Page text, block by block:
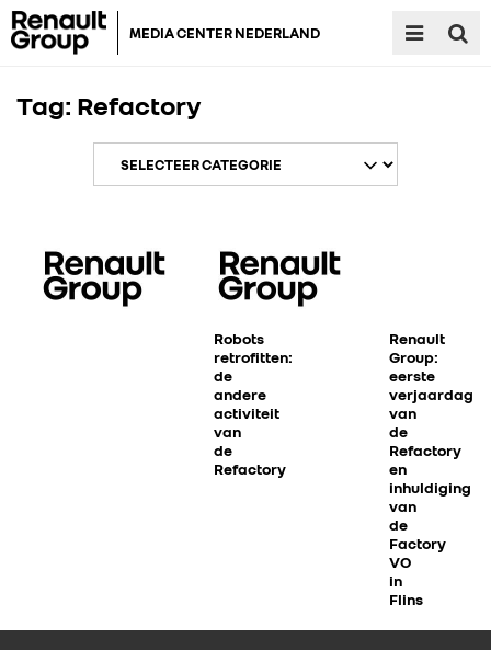
MEDIA CENTER NEDERLAND
RENAULT GROUP
Tag: Refactory
Robots
retrofitten:
de
andere
activiteit
van
de
Refactory
Renault
Group:
eerste
verjaardag
van
de
Refactory
en
inhuldiging
van
de
Factory
VO
in
Flins